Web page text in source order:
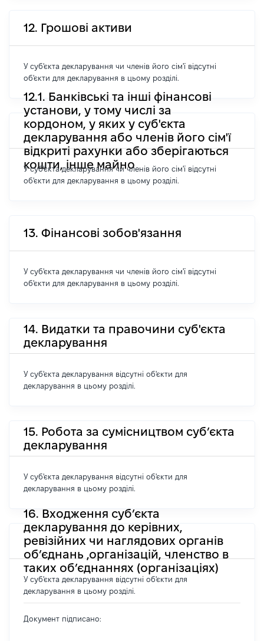
12. Грошові активи
У суб'єкта декларування чи членів його сім'ї відсутні
об'єкти для декларування в цьому розділі.
12.1. Банківські та інші фінансові
установи, у тому числі за
кордоном, у яких у суб'єкта
декларування або членів його сім'ї
відкриті рахунки або зберігаються
кошти, інше майно
У суб'єкта декларування чи членів його сім'ї відсутні
об'єкти для декларування в цьому розділі.
13. Фінансові зобов'язання
У суб'єкта декларування чи членів його сім'ї відсутні
об'єкти для декларування в цьому розділі.
14. Видатки та правочини суб'єкта
декларування
У суб'єкта декларування відсутні об'єкти для
декларування в цьому розділі.
15. Робота за сумісництвом суб’єкта
декларування
У суб'єкта декларування відсутні об'єкти для
декларування в цьому розділі.
16. Входження суб’єкта
декларування до керівних,
ревізійних чи наглядових органів
об’єднань ,організацій, членство в
таких об’єднаннях (організаціях)
У суб'єкта декларування відсутні об'єкти для
декларування в цьому розділі.
Документ підписано: